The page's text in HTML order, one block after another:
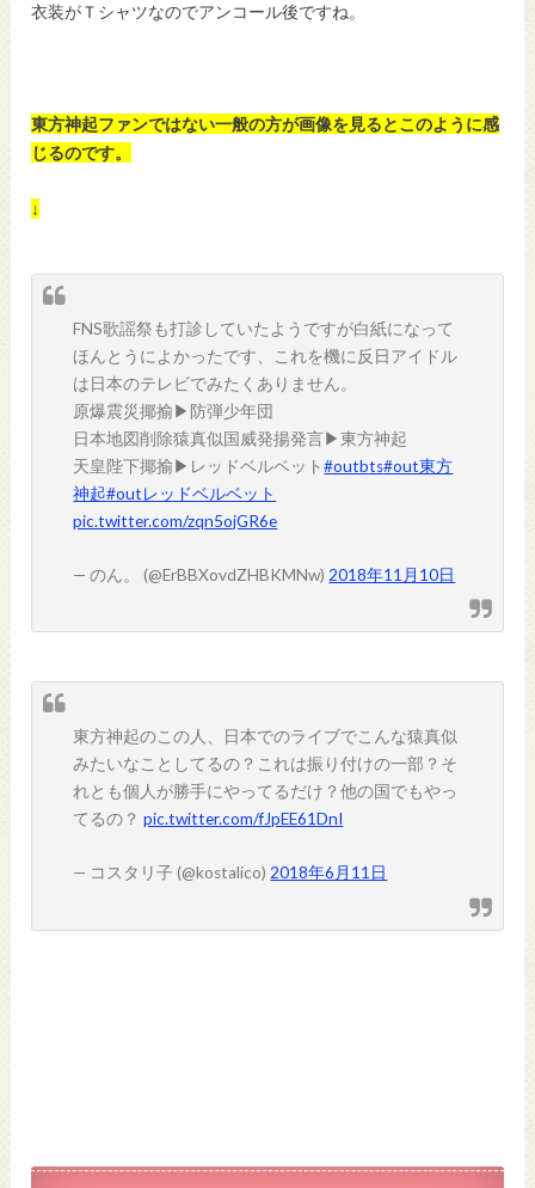
衣装がＴシャツなのでアンコール後ですね。
東方神起ファンではない一般の方が画像を見るとこのように感
じるのです。
↓
FNS歌謡祭も打診していたようですが白紙になって
ほんとうによかったです、これを機に反日アイドル
は日本のテレビでみたくありません。
原爆震災揶揄▶︎防弾少年団
日本地図削除猿真似国威発揚発言▶︎東方神起
天皇陛下揶揄▶︎レッドベルベット#outbts#out東方
神起#outレッドベルベット
pic.twitter.com/zqn5ojGR6e
— のん。 (@ErBBXovdZHBKMNw) 2018年11月10日
東方神起のこの人、日本でのライブでこんな猿真似
みたいなことしてるの？これは振り付けの一部？そ
れとも個人が勝手にやってるだけ？他の国でもやっ
てるの？pic.twitter.com/fJpEE61DnI
— コスタリ子 (@kostalico)2018年6月11日